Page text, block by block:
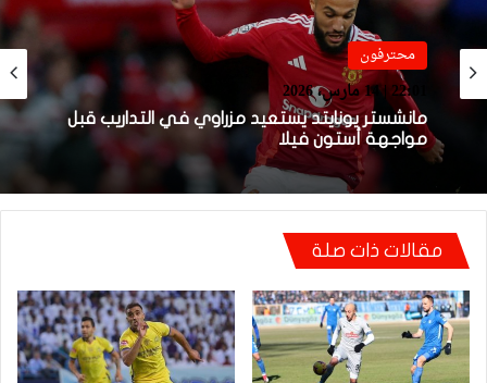
محترفون
22:01 | 14 مارس، 2026
مواجهة أستون فيلا
فيديو
21:49 | 14 مارس، 2026
فيديو.. هدف أوناحي الرائع واحتفاليته التي
تتضمن رسالة لوهبي
مقالات ذات صلة